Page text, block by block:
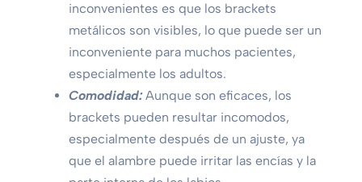
inconvenientes es que los brackets
metálicos son visibles, lo que puede ser un
inconveniente para muchos pacientes,
especialmente los adultos.
Comodidad:Aunque son eficaces, los
brackets pueden resultar incomodos,
especialmente después de un ajuste, ya
que el alambre puede irritar las encías y la